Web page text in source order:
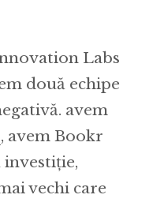
Labs
două echipe
avem
avem Bookr
vechi care